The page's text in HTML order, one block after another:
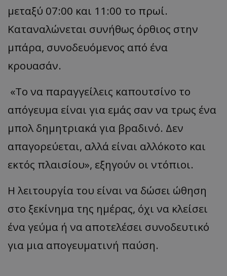
μεταξύ 07:00 και 11:00 το πρωί.
Καταναλώνεται συνήθως όρθιος στην
μπάρα, συνοδευόμενος από ένα
κρουασάν.
«Το να παραγγείλεις καπουτσίνο το
απόγευμα είναι για εμάς σαν να τρως ένα
μπολ δημητριακά για βραδινό. Δεν
απαγορεύεται, αλλά είναι αλλόκοτο και
εκτός πλαισίου», εξηγούν οι ντόπιοι.
Η λειτουργία του είναι να δώσει ώθηση
στο ξεκίνημα της ημέρας, όχι να κλείσει
ένα γεύμα ή να αποτελέσει συνοδευτικό
για μια απογευματινή παύση.